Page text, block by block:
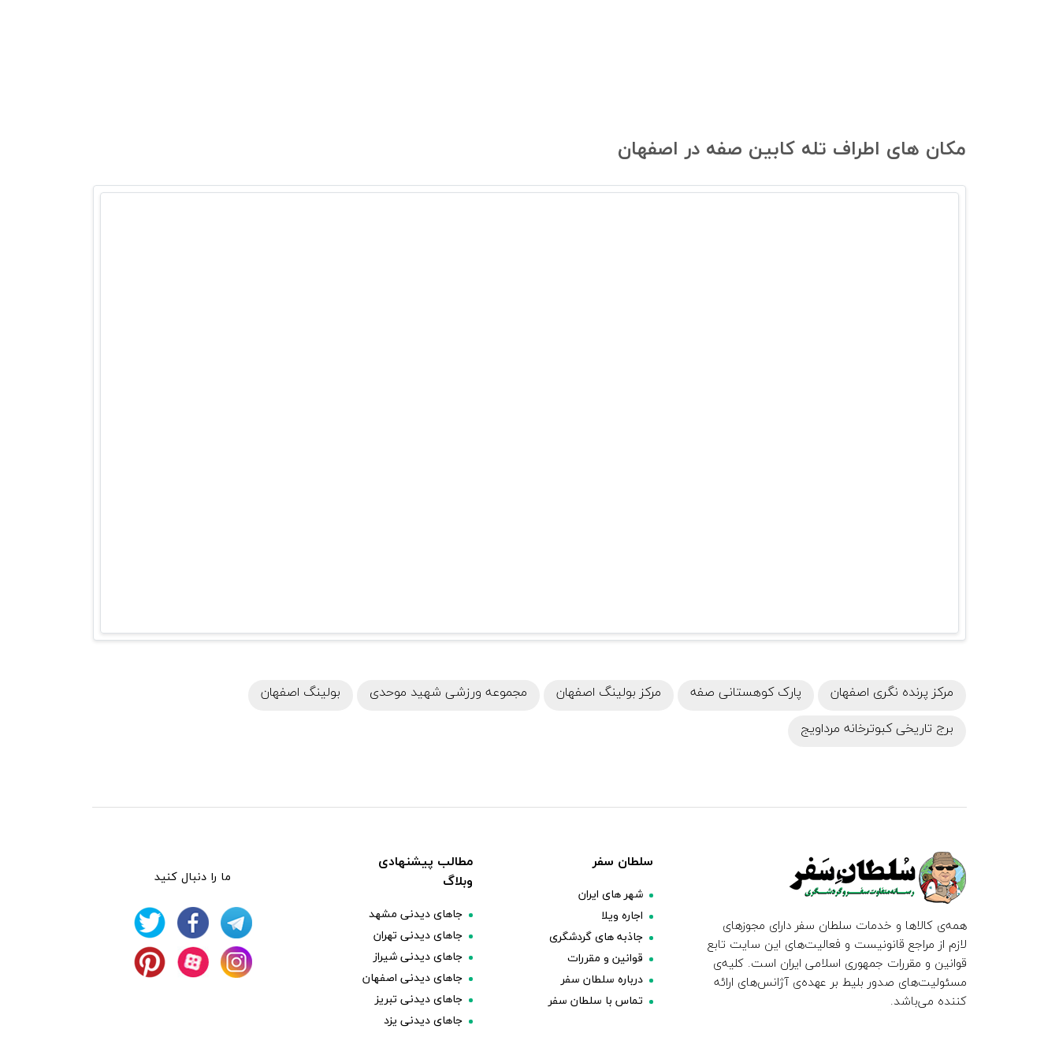
مکان های اطراف تله کابین صفه در اصفهان
مرکز پرنده نگری اصفهان پارک کوهستانی صفه مرکز بولینگ اصفهان مجموعه ورزشی شهید موحدی
بولینگ اصفهان
برج تاریخی کبوترخانه مرداویج
همه‌ی کالاها و خدمات سلطان سفر دارای مجوزهای
لازم از مراجع قانونیست و فعالیت‌های این سایت تابع
قوانین و مقررات جمهوری اسلامی ایران است. کلیه‌ی
مسئولیت‌های صدور بلیط بر عهده‌ی آژانس‌های ارائه
کننده می‌باشد.
سلطان سفر
شهر های ایران
اجاره ویلا
جاذبه های گردشگری
قوانین و مقررات
درباره سلطان سفر
تماس با سلطان سفر
مطالب پیشنهادی
وبلاگ
جاهای دیدنی مشهد
جاهای دیدنی تهران
جاهای دیدنی شیراز
جاهای دیدنی اصفهان
جاهای دیدنی تبریز
جاهای دیدنی یزد
ما را دنبال کنید